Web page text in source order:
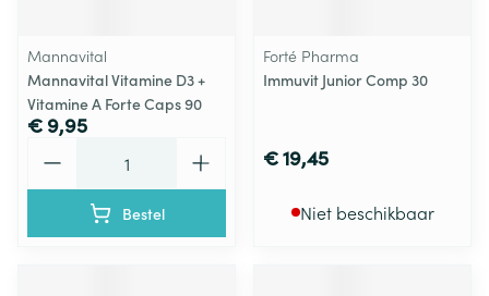
Mannavital
Mannavital Vitamine D3 +
Vitamine A Forte Caps 90
€ 9,95
Bestel
Forté Pharma
Immuvit Junior Comp 30
€ 19,45
Niet beschikbaar